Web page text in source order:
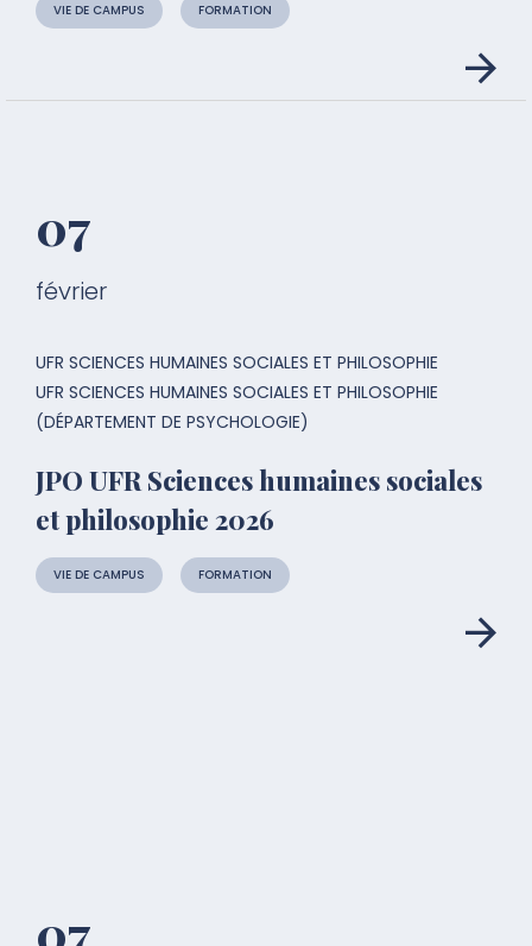
VIE DE CAMPUS FORMATION
07
février
JPO UFR Sciences humaines sociales
et philosophie 2026
VIE DE CAMPUS FORMATION
UFR SCIENCES HUMAINES SOCIALES ET PHILOSOPHIE
UFR SCIENCES HUMAINES SOCIALES ET PHILOSOPHIE
(DÉPARTEMENT DE PSYCHOLOGIE)
07